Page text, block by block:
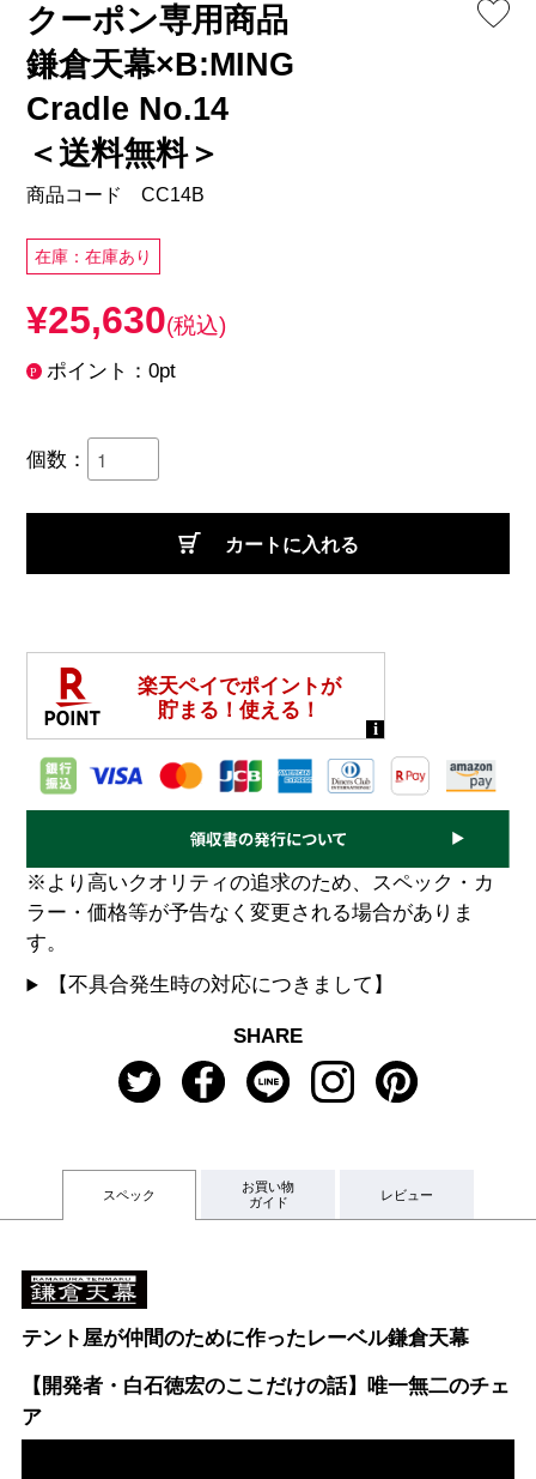
クーポン専用商品
鎌倉天幕×B:MING
Cradle No.14
＜送料無料＞
商品コード CC14B
在庫：在庫あり
¥25,630(税込)
ポイント：0pt
個数：
カートに入れる
※より高いクオリティの追求のため、スペック・カ
ラー・価格等が予告なく変更される場合がありま
す。
【不具合発生時の対応につきまして】
SHARE
スペック
お買い物
ガイド
レビュー
テント屋が仲間のために作ったレーベル鎌倉天幕
【開発者・白石徳宏のここだけの話】唯一無二のチェ
ア